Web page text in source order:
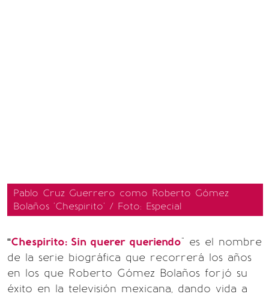
Pablo Cruz Guerrero como Roberto Gómez
Bolaños 'Chespirito' / Foto: Especial
“Chespirito: Sin querer queriendo" es el nombre
de la serie biográfica que recorrerá los años
en los que Roberto Gómez Bolaños forjó su
éxito en la televisión mexicana, dando vida a